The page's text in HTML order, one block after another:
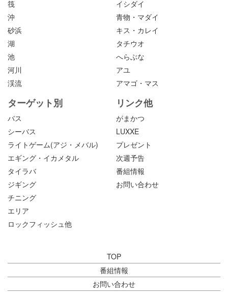
筏
沖
砂浜
湖
池
河川
渓流
イシダイ
青物・マダイ
キス・カレイ
タチウオ
へらぶな
アユ
アマゴ・マス
ターゲット別
バス
シーバス
ライトゲーム(アジ・メバル)
エギング・イカメタル
タイラバ
ジギング
チニング
エリア
ロックフィッシュ他
リンク他
がまかつ
LUXXE
プレゼント
次週予告
番組情報
お問い合わせ
TOP
番組情報
お問い合わせ